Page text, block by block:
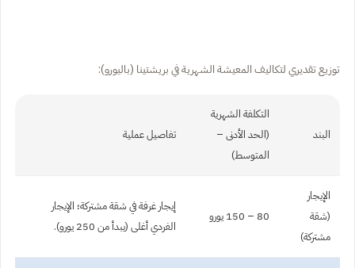
توزيع تقديري لتكاليف المعيشة الشهرية في بريشتينا (باليورو):
البند
التكلفة الشهرية
(الحد الأدنى –
المتوسط)
تفاصيل عملية
الإيجار
(شقة
مشتركة)
80 – 150 يورو
إيجار غرفة في شقة مشتركة؛ الإيجار
الفردي أغلى (يبدأ من 250 يورو).